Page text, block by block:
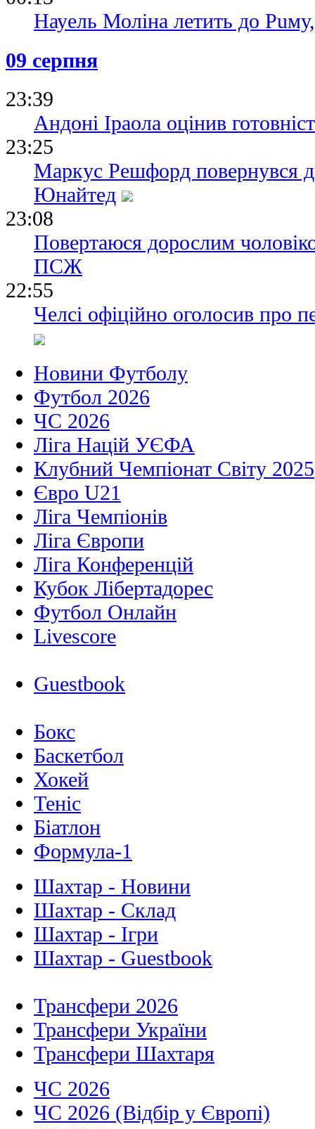
Науель Моліна летить до
09 серпня
23:39
Андоні Іраола оцінив
23:25
Маркус Решфорд повернувся
Юнайтед
23:08
Повертаюся дорослим
ПСЖ
22:55
Челсі офіційно оголосив про
Новини Футболу
Футбол 2026
ЧС 2026
Ліга Націй УЄФА
Клубний Чемпіонат Світу 2025
Євро U21
Ліга Чемпіонів
Ліга Європи
Ліга Конференцій
Кубок Лібертадорес
Футбол Онлайн
Livescore
Guestbook
Бокс
Баскетбол
Хокей
Теніс
Біатлон
Формула-1
Шахтар - Новини
Шахтар - Склад
Шахтар - Ігри
Шахтар - Guestbook
Трансфери 2026
Трансфери України
Трансфери Шахтаря
ЧС 2026
ЧС 2026 (Відбір у Європі)